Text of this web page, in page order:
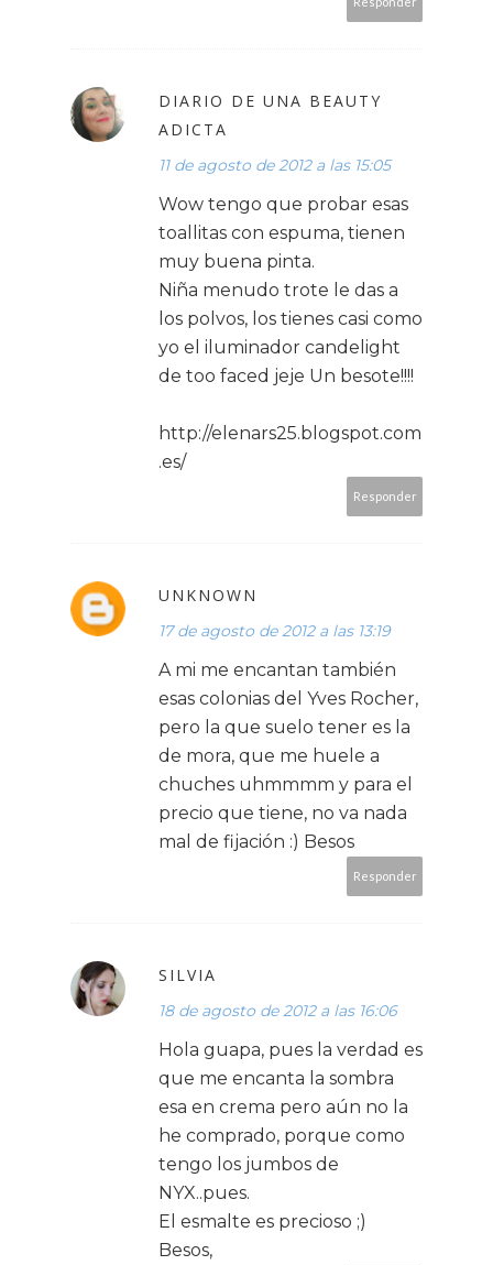
DIARIO DE UNA BEAUTY
ADICTA
11 de agosto de 2012 a las 15:05
Wow tengo que probar esas
toallitas con espuma, tienen
muy buena pinta.
Niña menudo trote le das a
los polvos, los tienes casi como
yo el iluminador candelight
de too faced jeje Un besote!!!!
http://elenars25.blogspot.com
.es/
Responder
UNKNOWN
17 de agosto de 2012 a las 13:19
A mi me encantan también
esas colonias del Yves Rocher,
pero la que suelo tener es la
de mora, que me huele a
chuches uhmmmm y para el
precio que tiene, no va nada
mal de fijación :) Besos
Responder
SILVIA
18 de agosto de 2012 a las 16:06
Hola guapa, pues la verdad es
que me encanta la sombra
esa en crema pero aún no la
he comprado, porque como
tengo los jumbos de
NYX..pues.
El esmalte es precioso ;)
Besos,